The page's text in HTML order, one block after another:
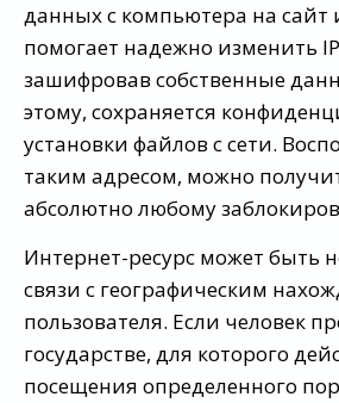
данных с компьютера на сайт
помогает надежно изменить
зашифровав собственные
этому, сохраняется
установки файлов с сети.
таким адресом, можно
абсолютно любому
Интернет-ресурс может быть
связи с географическим
пользователя. Если человек
государстве, для которого
посещения определенного